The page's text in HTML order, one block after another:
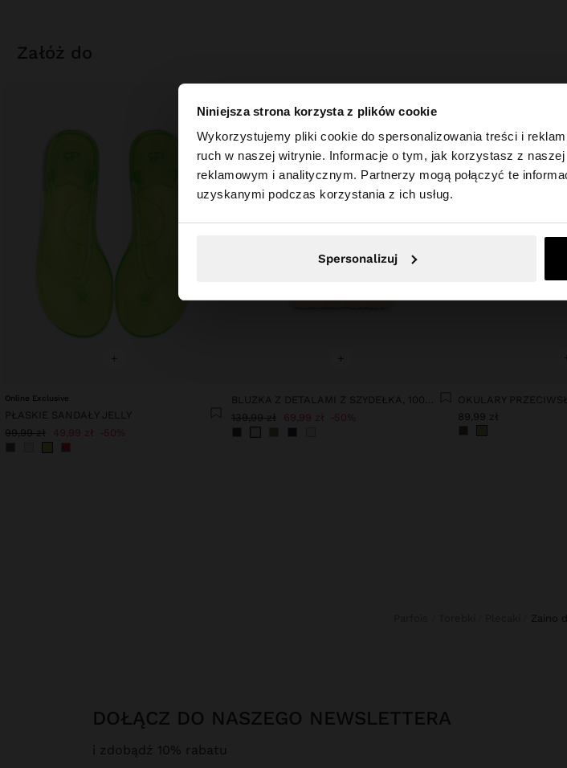
Niniejsza strona korzysta z plików cookie
Wykorzystujemy pliki cookie do spersonalizowania treści i
ruch w naszej witrynie. Informacje o tym, jak korzystasz z
reklamowym i analitycznym. Partnerzy mogą połączyć te
uzyskanymi podczas korzystania z ich usług.
Spersonalizuj
witaj
Odwiedzasz stronę z Polska. Czy chcesz przeglądać
Nie, zostań w
załóż do
+
Online Exclusive
PŁASKIE SANDAŁY JELLY
99,99 zł 49,99 zł 50%
+
139,99 zł 69,99 zł 50%
89,99 zł
zaino
DOŁĄCZ DO NASZEGO NEWSLETTERA
i zdobądź 10% rabatu